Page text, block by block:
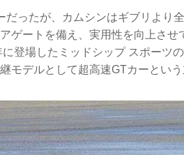
だったが、カムシンはギブリより
ゲートを備え、実用性を向上さ
登場したミッドシップ スポーツ
モデルとして超高速GTカーという